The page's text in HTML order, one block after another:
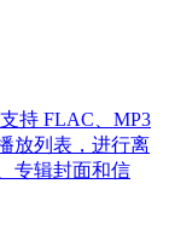
持 FLAC、MP3
放列表，进行离
专辑封面和信